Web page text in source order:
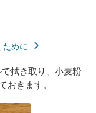
めに
拭き取り、小麦粉
おきます。